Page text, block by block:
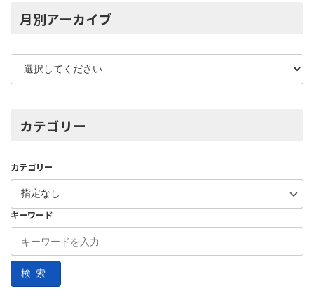
月別アーカイブ
カテゴリー
カテゴリー
キーワード
検索